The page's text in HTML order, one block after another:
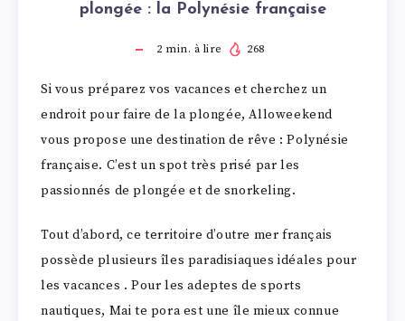
plongée : la Polynésie française
2 min. à lire 268
Si vous préparez vos vacances et cherchez un
endroit pour faire de la plongée, Alloweekend
vous propose une destination de rêve : Polynésie
française. C’est un spot très prisé par les
passionnés de plongée et de snorkeling.
Tout d’abord, ce territoire d’outre mer français
possède plusieurs îles paradisiaques idéales pour
les vacances . Pour les adeptes de sports
nautiques, Mai te pora est une île mieux connue